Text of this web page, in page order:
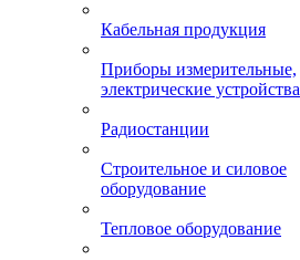
Кабельная продукция
Приборы измерительные,
электрические устройства
Радиостанции
Строительное и силовое
оборудование
Тепловое оборудование